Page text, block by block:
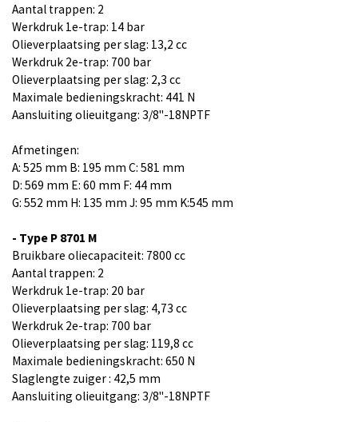
Aantal trappen: 2
Werkdruk 1e-trap: 14 bar
Olieverplaatsing per slag: 13,2 cc
Werkdruk 2e-trap: 700 bar
Olieverplaatsing per slag: 2,3 cc
Maximale bedieningskracht: 441 N
Aansluiting olieuitgang: 3/8"-18NPTF
Afmetingen:
A: 525 mm B: 195 mm C: 581 mm
D: 569 mm E: 60 mm F: 44 mm
G: 552 mm H: 135 mm J: 95 mm K:545 mm
- Type P 8701 M
Bruikbare oliecapaciteit: 7800 cc
Aantal trappen: 2
Werkdruk 1e-trap: 20 bar
Olieverplaatsing per slag: 4,73 cc
Werkdruk 2e-trap: 700 bar
Olieverplaatsing per slag: 119,8 cc
Maximale bedieningskracht: 650 N
Slaglengte zuiger : 42,5 mm
Aansluiting olieuitgang: 3/8"-18NPTF